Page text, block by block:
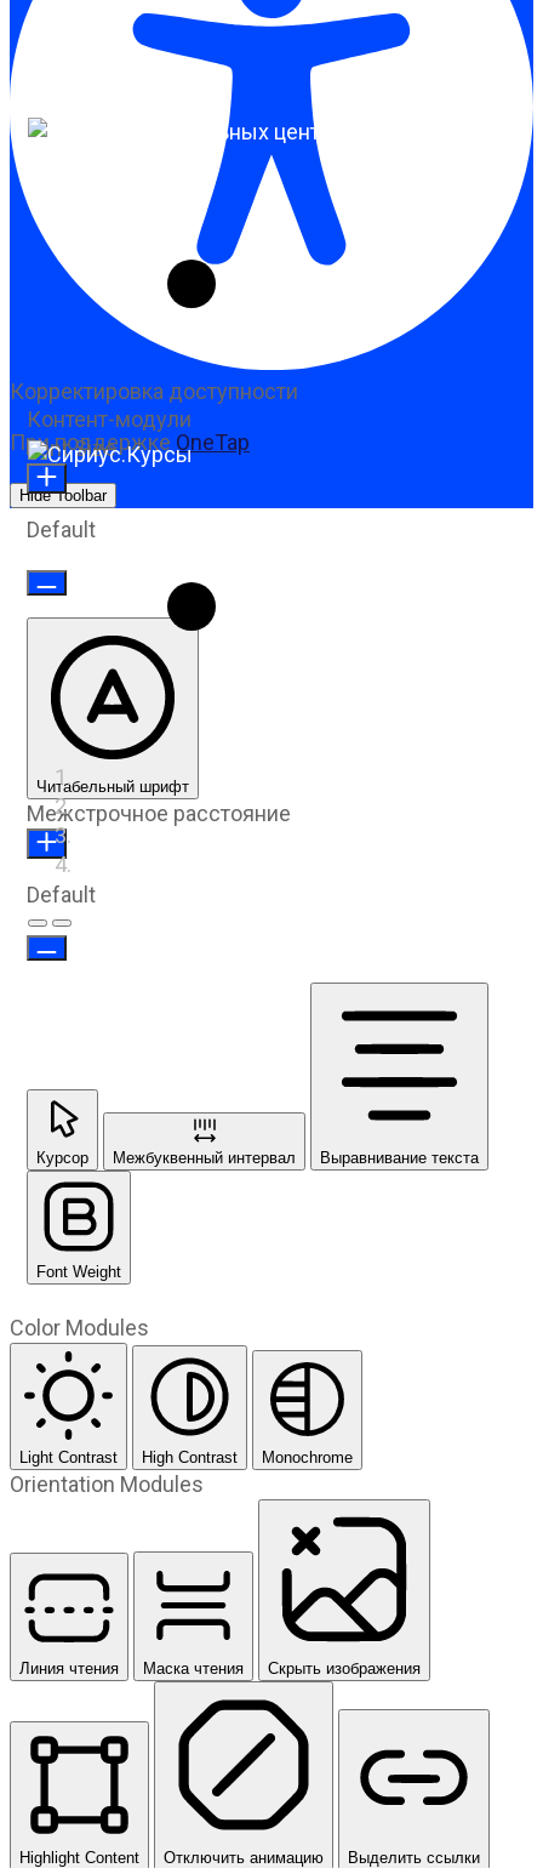
Предыдущий слайд
Следующий слайд
Корректировка доступности
При поддержке OneTap
Hide Toolbar
Контент-модули
Font Size
Default
Читабельный шрифт
Межстрочное расстояние
Default
Курсор Межбуквенный интервал Выравнивание текста
Font Weight
Color Modules
Light Contrast High Contrast Monochrome
Orientation Modules
Линия чтения Маска чтения Скрыть изображения
Highlight Content Отключить анимацию
Выделить ссылки